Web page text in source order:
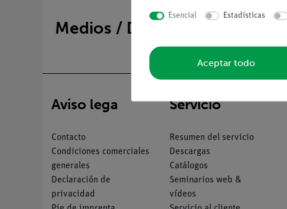
Medios / Descargas
Aviso lega
Contacto
Condiciones comerciales
generales
Declaración de
privacidad
Servicio
Resumen del servicio
Descargas
Catálogos
Seminarios web &
vídeos
Esencial Estadísticas
Aceptar todo